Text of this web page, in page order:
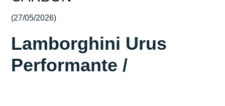
(27/05/2026)
Lamborghini Urus
Performante /